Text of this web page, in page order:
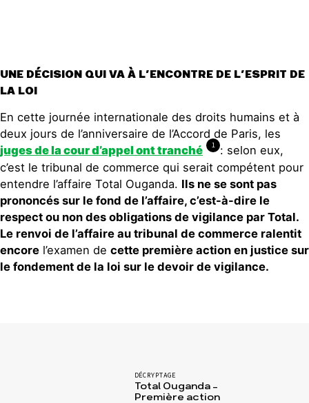
UNE DÉCISION QUI VA À L’ENCONTRE DE L’ESPRIT DE
LA LOI
En cette journée internationale des droits humains et à
deux jours de l’anniversaire de l’Accord de Paris, les
juges de la cour d’appel ont tranché
1
: selon eux,
c’est le tribunal de commerce qui serait compétent pour
entendre l’affaire Total Ouganda. Ils ne se sont pas
prononcés sur le fond de l’affaire, c’est-à-dire le
respect ou non des obligations de vigilance par Total.
Le renvoi de l’affaire au tribunal de commerce ralentit
encore l’examen de cette première action en justice sur
le fondement de la loi sur le devoir de vigilance.
DÉCRYPTAGE
Total Ouganda –
Première action